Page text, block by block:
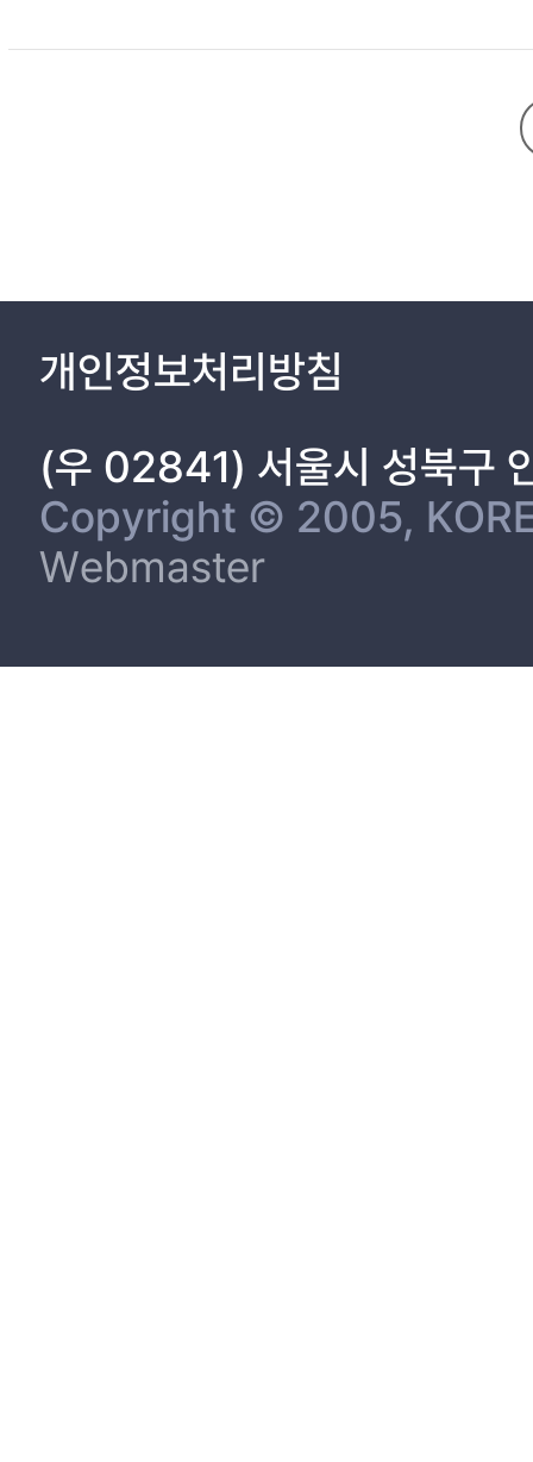
개인정보처리방침
(우 02841) 서울시 성북구
Copyright © 2005,
Webmaster